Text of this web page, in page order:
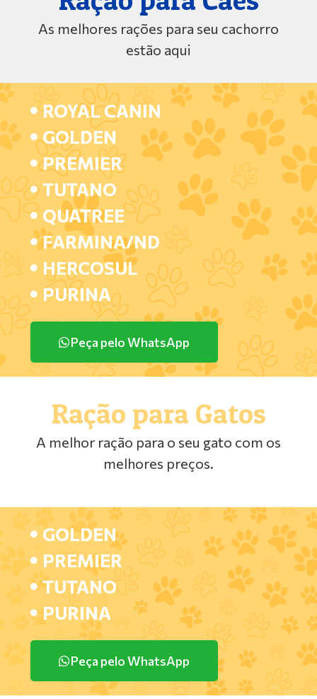
As melhores rações para seu cachorro
estão aqui
ROYAL CANIN
GOLDEN
PREMIER
TUTANO
QUATREE
FARMINA/ND
HERCOSUL
PURINA
Peça pelo WhatsApp
Ração para Gatos
A melhor ração para o seu gato com os
melhores preços.
GOLDEN
PREMIER
TUTANO
PURINA
Peça pelo WhatsApp